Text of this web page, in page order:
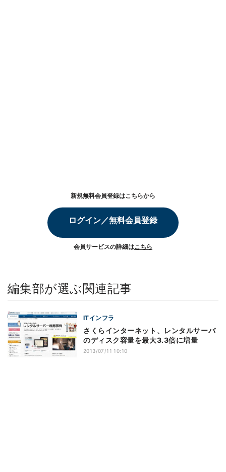
新規無料会員登録はこちらから
ログイン／無料会員登録
会員サービスの詳細はこちら
編集部が選ぶ関連記事
ITインフラ
さくらインターネット、レンタルサーバ
のディスク容量を最大3.3倍に増量
2013/07/11 10:10